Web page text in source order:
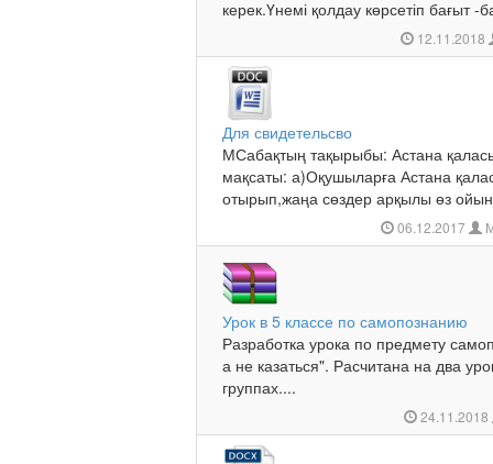
керек.Үнемі қолдау көрсетіп бағыт -
12.11.2018
Для свидетельсво
МСабақтың тақырыбы: Астана
мақсаты: а)Оқушыларға Астана
отырып,жаңа сөздер арқылы өз ойын
06.12.2017
Урок в 5 классе по самопознанию
Разработка урока по предмету
а не казаться". Расчитана на два
группах....
24.11.2018